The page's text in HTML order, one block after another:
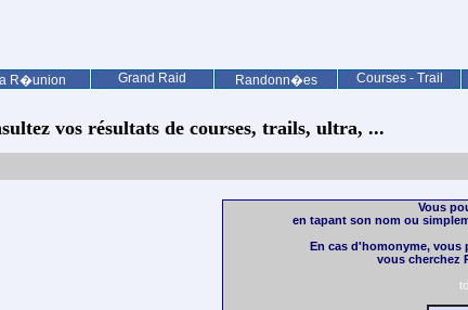
R�union Grand Raid Randonn�es Courses - Trail
vos résultats de courses, trails, ultra, ...
Vous
en tapant son nom ou
En cas d'homonyme, vous
vous cherchez